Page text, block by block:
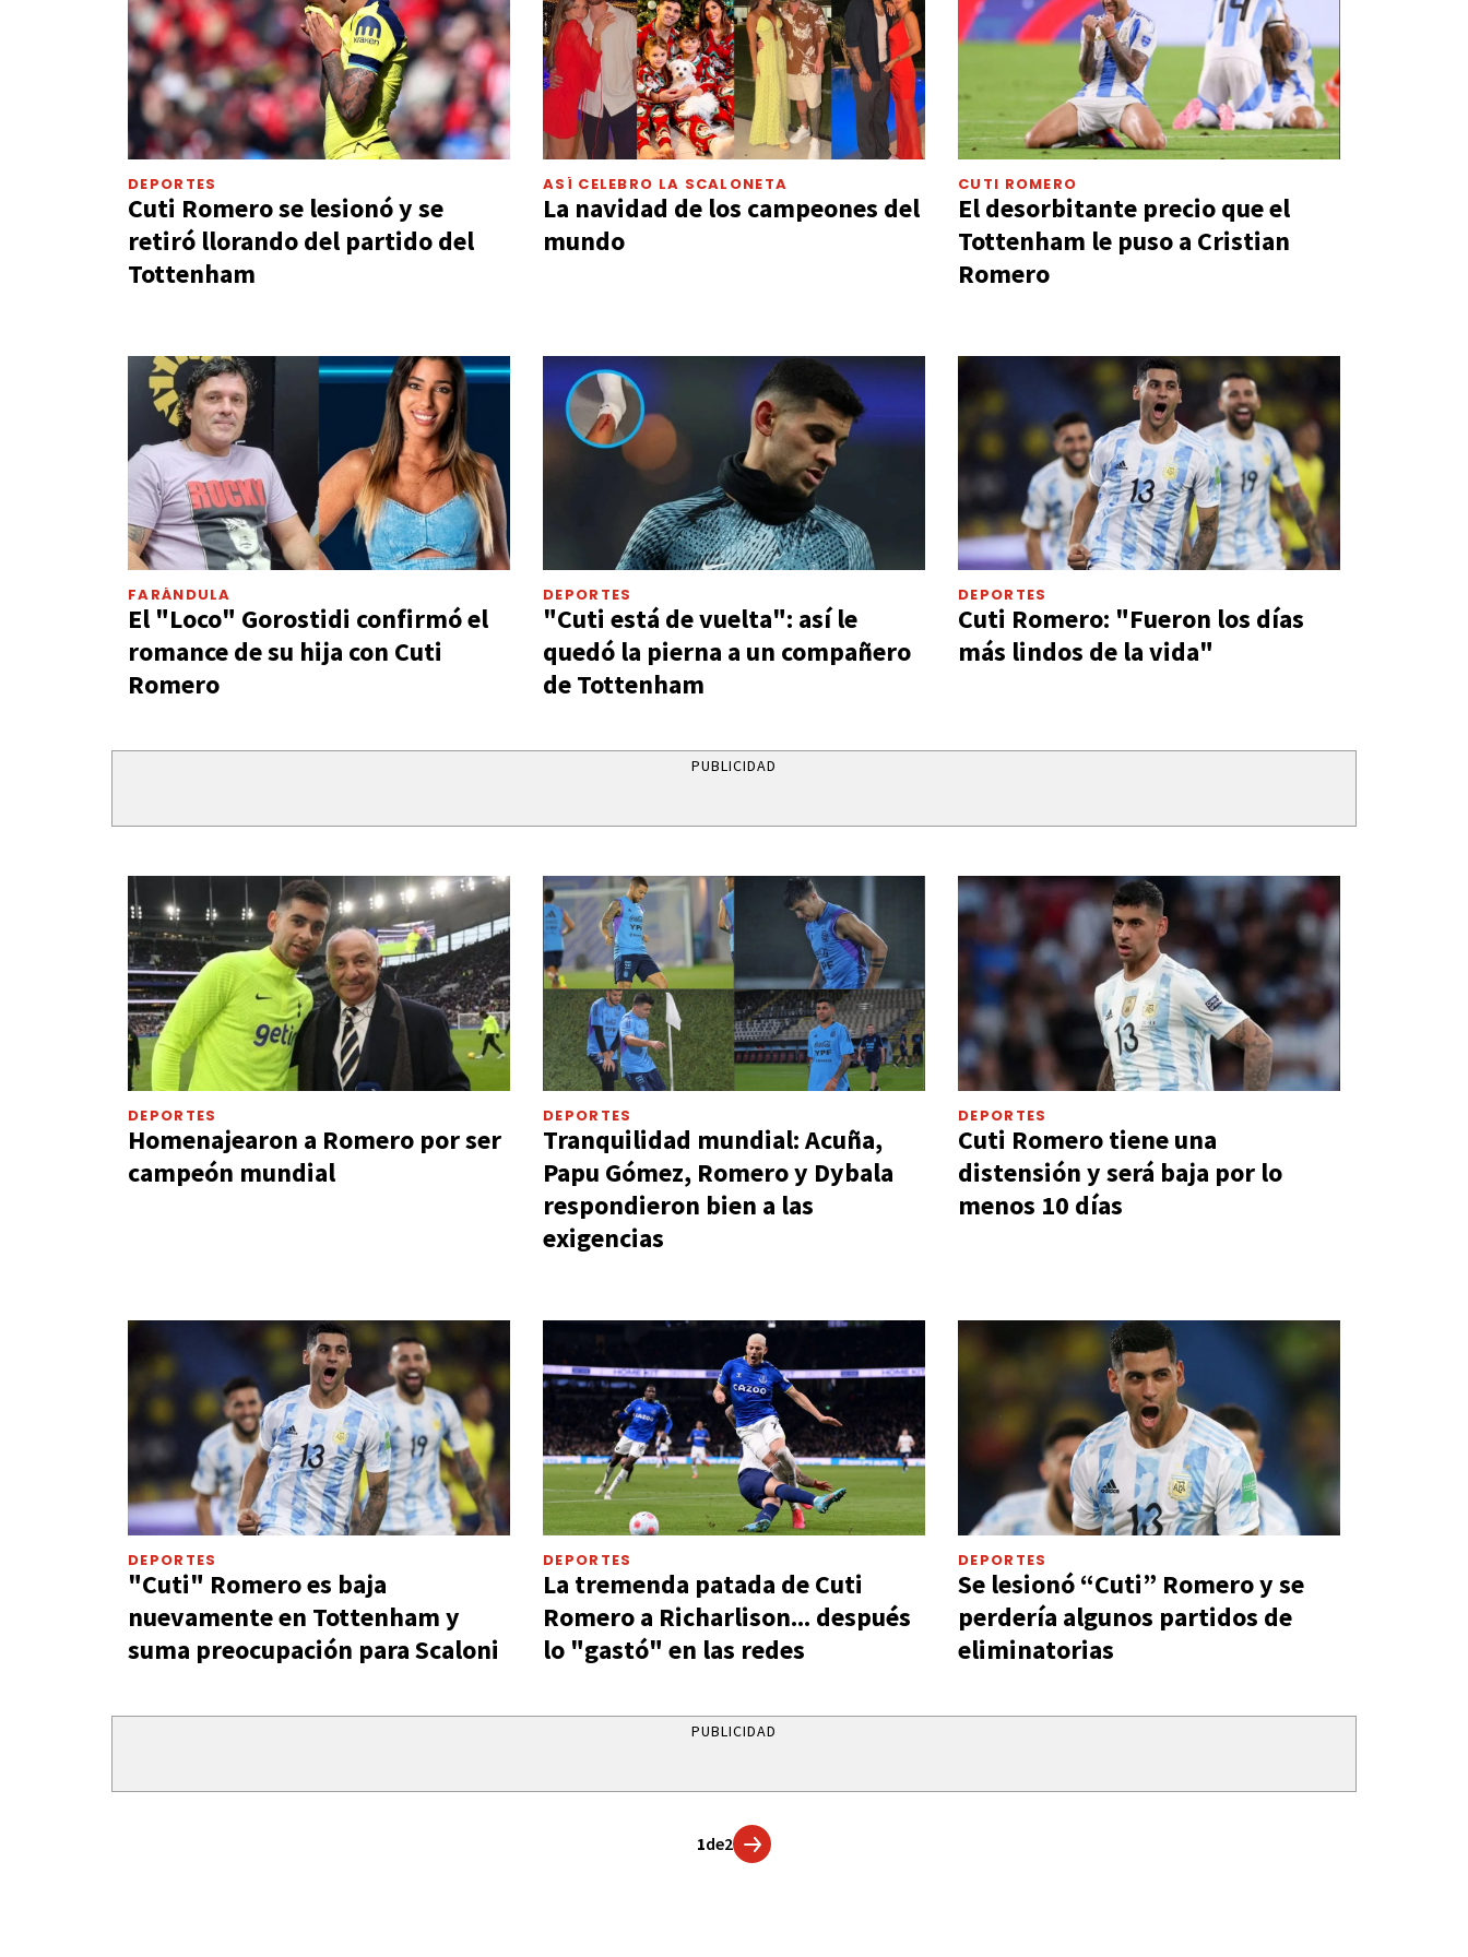
DEPORTES
Cuti Romero se lesionó y se
retiró llorando del partido del
Tottenham
ASÍ CELEBRO LA SCALONETA
La navidad de los campeones del
mundo
CUTI ROMERO
El desorbitante precio que el
Tottenham le puso a Cristian
Romero
FARÁNDULA
El "Loco" Gorostidi confirmó el
romance de su hija con Cuti
Romero
DEPORTES
"Cuti está de vuelta": así le
quedó la pierna a un compañero
de Tottenham
DEPORTES
Cuti Romero: "Fueron los días
más lindos de la vida"
PUBLICIDAD
DEPORTES
Homenajearon a Romero por ser
campeón mundial
DEPORTES
Tranquilidad mundial: Acuña,
Papu Gómez, Romero y Dybala
respondieron bien a las
exigencias
DEPORTES
Cuti Romero tiene una
distensión y será baja por lo
menos 10 días
DEPORTES
"Cuti" Romero es baja
nuevamente en Tottenham y
suma preocupación para Scaloni
DEPORTES
La tremenda patada de Cuti
Romero a Richarlison... después
lo "gastó" en las redes
DEPORTES
Se lesionó “Cuti” Romero y se
perdería algunos partidos de
eliminatorias
PUBLICIDAD
1de2